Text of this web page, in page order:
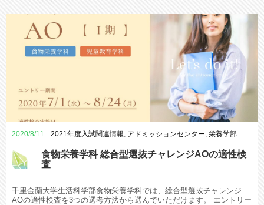
2020/8/11 2021年度入試関連情報, アドミッションセンター,栄養学部
食物栄養学科 総合型選抜チャレンジAOの適性検
査
千里金蘭大学生活科学部食物栄養学科では、総合型選抜チャレンジ
AOの適性検査を3つの選考方法から選んでいただけます。 エントリー